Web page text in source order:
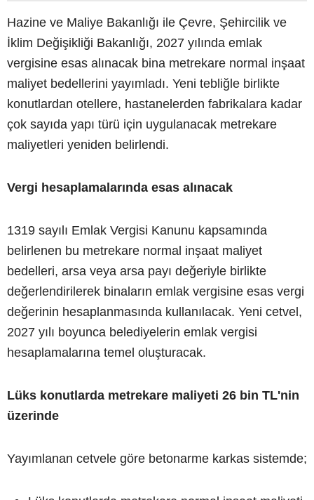
Hazine ve Maliye Bakanlığı ile Çevre, Şehircilik ve
İklim Değişikliği Bakanlığı, 2027 yılında emlak
vergisine esas alınacak bina metrekare normal inşaat
maliyet bedellerini yayımladı. Yeni tebliğle birlikte
konutlardan otellere, hastanelerden fabrikalara kadar
çok sayıda yapı türü için uygulanacak metrekare
maliyetleri yeniden belirlendi.
Vergi hesaplamalarında esas alınacak
1319 sayılı Emlak Vergisi Kanunu kapsamında
belirlenen bu metrekare normal inşaat maliyet
bedelleri, arsa veya arsa payı değeriyle birlikte
değerlendirilerek binaların emlak vergisine esas vergi
değerinin hesaplanmasında kullanılacak. Yeni cetvel,
2027 yılı boyunca belediyelerin emlak vergisi
hesaplamalarına temel oluşturacak.
Lüks konutlarda metrekare maliyeti 26 bin TL'nin
üzerinde
Yayımlanan cetvele göre betonarme karkas sistemde;